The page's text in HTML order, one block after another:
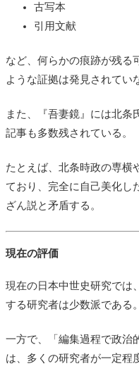
古写本
引用文献
など、何らかの痕跡が残る
ような証拠は発見されてい
また、『吾妻鏡』には北条
記事も多数残されている。
たとえば、北条時政の専横
ており、完全に自己美化し
ざん説と矛盾する。
現在の評価
現在の日本中世史研究では
する研究者は少数派である。
一方で、「編集過程で政治
は、多くの研究者が一定程